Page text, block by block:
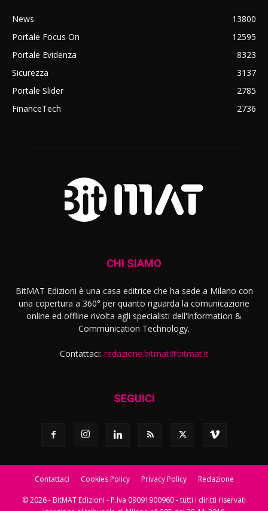
News
13800
Portale Focus On
12595
Portale Evidenza
8323
Sicurezza
3137
Portale Slider
2785
FinanceTech
2736
CHI SIAMO
BitMAT Edizioni è una casa editrice che ha sede a Milano con
una copertura a 360° per quanto riguarda la comunicazione
online ed offline rivolta agli specialisti dell'lnformation &
Communication Technology.
Contattaci: redazione.bitmat@bitmat.it
SEGUICI
Contattaci Cookies Policy Privacy Policy Redazione
© 2026 - BitMAT Edizioni - P.Iva 09091900960 - tutti i diritti riservati